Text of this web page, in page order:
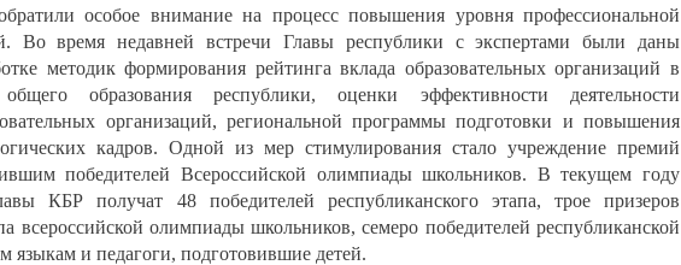
особое внимание на процесс повышения уровня профессиональной
Во время недавней встречи Главы республики с экспертами были даны
методик формирования рейтинга вклада образовательных организаций в
образования республики, оценки эффективности деятельности
организаций, региональной программы подготовки и повышения
кадров. Одной из мер стимулирования стало учреждение премий
победителей Всероссийской олимпиады школьников. В текущем году
КБР получат 48 победителей республиканского этапа, трое призеров
всероссийской олимпиады школьников, семеро победителей республиканской
и педагоги, подготовившие детей.